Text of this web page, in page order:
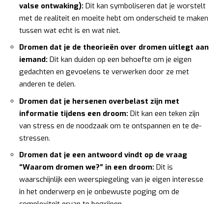
valse ontwaking): Dit kan symboliseren dat je worstelt
met de realiteit en moeite hebt om onderscheid te maken
tussen wat echt is en wat niet.
Dromen dat je de theorieën over dromen uitlegt aan
iemand: Dit kan duiden op een behoefte om je eigen
gedachten en gevoelens te verwerken door ze met
anderen te delen.
Dromen dat je hersenen overbelast zijn met
informatie tijdens een droom: Dit kan een teken zijn
van stress en de noodzaak om te ontspannen en te de-
stressen.
Dromen dat je een antwoord vindt op de vraag
“Waarom dromen we?” in een droom: Dit is
waarschijnlijk een weerspiegeling van je eigen interesse
in het onderwerp en je onbewuste poging om de